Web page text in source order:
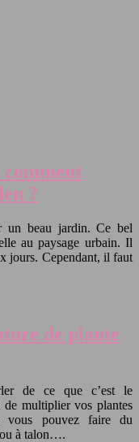
?
un beau jardin. Ce bel
au paysage urbain. Il
jours. Cependant, il faut
de plante
de ce que c’est le
de multiplier vos plantes
vous pouvez faire du
ou à talon….